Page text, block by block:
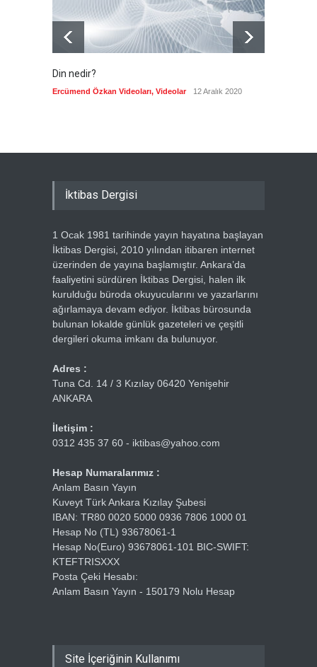
Din nedir?
Ercümend Özkan Videoları, Videolar 12 Aralık 2020
İktibas Dergisi
1 Ocak 1981 tarihinde yayın hayatına başlayan
İktibas Dergisi, 2010 yılından itibaren internet
üzerinden de yayına başlamıştır. Ankara’da
faaliyetini sürdüren İktibas Dergisi, halen ilk
kurulduğu büroda okuyucularını ve yazarlarını
ağırlamaya devam ediyor. İktibas bürosunda
bulunan lokalde günlük gazeteleri ve çeşitli
dergileri okuma imkanı da bulunuyor.
Adres :
Tuna Cd. 14 / 3 Kızılay 06420 Yenişehir
ANKARA
İletişim :
0312 435 37 60 - iktibas@yahoo.com
Hesap Numaralarımız :
Anlam Basın Yayın
Kuveyt Türk Ankara Kızılay Şubesi
IBAN: TR80 0020 5000 0936 7806 1000 01
Hesap No (TL) 93678061-1
Hesap No(Euro) 93678061-101 BIC-SWIFT:
KTEFTRISXXX
Posta Çeki Hesabı:
Anlam Basın Yayın - 150179 Nolu Hesap
Site İçeriğinin Kullanımı